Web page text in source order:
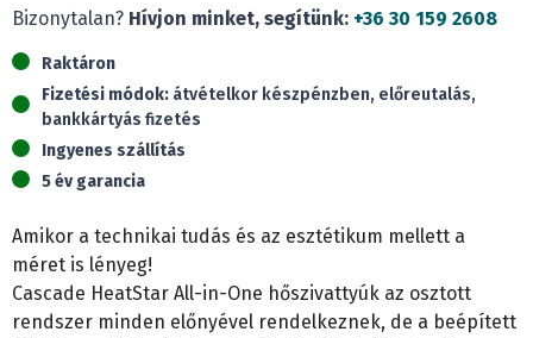
E
in-
One
(6
kW)
Bizonytalan? Hívjon minket, segítünk: +36 30 159 2608
Raktáron
Fizetési módok: átvételkor készpénzben, előreutalás,
bankkártyás fizetés
Ingyenes szállítás
5 év garancia
Amikor a technikai tudás és az esztétikum mellett a
méret is lényeg!
Cascade HeatStar All-in-One hőszivattyúk az osztott
rendszer minden előnyével rendelkeznek, de a beépített